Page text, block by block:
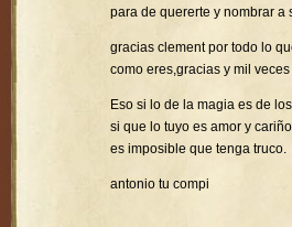
para de quererte y nombrar a
gracias clement por todo lo
como eres,gracias y mil
Eso si lo de la magia es de
si que lo tuyo es amor y
es imposible que tenga truco.
antonio tu compi